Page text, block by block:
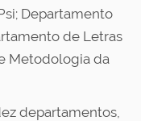
Departamento
de Letras
Metodologia da
departamentos,